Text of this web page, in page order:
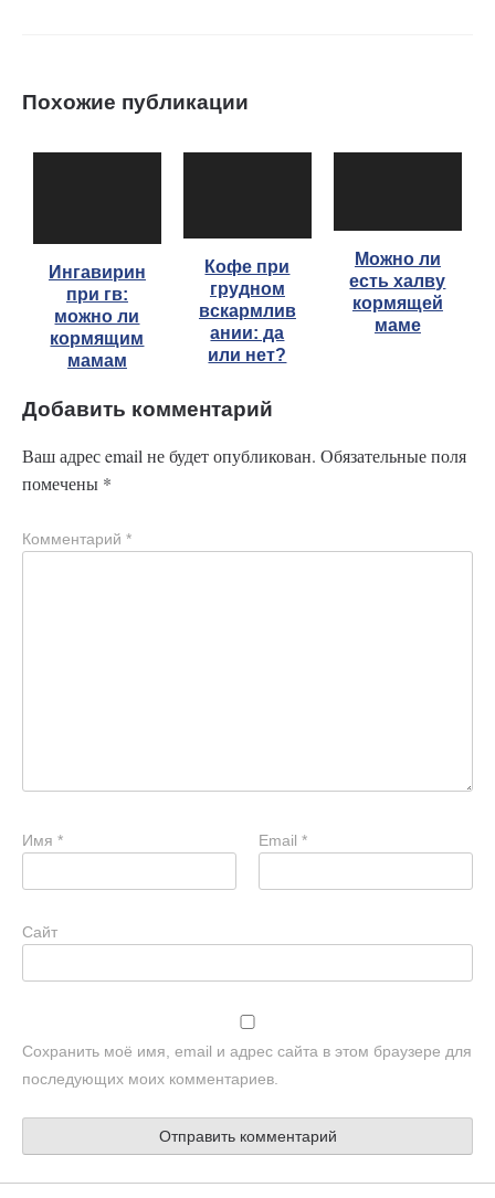
Похожие публикации
Ингавирин
при гв:
можно ли
кормящим
мамам
Кофе при
грудном
вскармлив
ании: да
или нет?
Можно ли
есть халву
кормящей
маме
Добавить комментарий
Ваш адрес email не будет опубликован. Обязательные поля
помечены *
Комментарий *
Имя * Email*
Сайт
Сохранить моё имя, email и адрес сайта в этом браузере для
последующих моих комментариев.